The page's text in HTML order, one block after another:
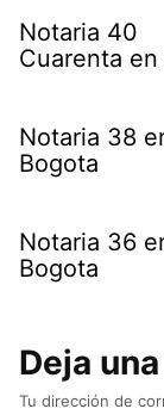
Notaria 40
Cuarenta
Notaria 38
Bogota
Notaria 36
Bogota
Deja
Tu dirección de